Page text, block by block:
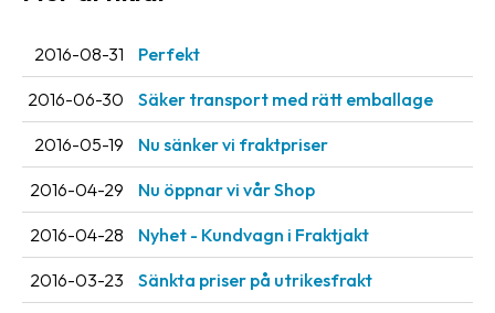
2016-08-31 Perfekt
2016-06-30 Säker transport med rätt emballage
2016-05-19 Nu sänker vi fraktpriser
2016-04-29 Nu öppnar vi vår Shop
2016-04-28 Nyhet - Kundvagn i Fraktjakt
2016-03-23 Sänkta priser på utrikesfrakt